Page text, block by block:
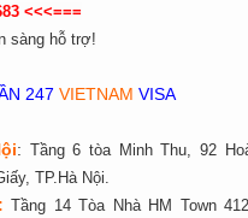
<<<===
sàng hỗ trợ!
247 VIETNAM VISA
: Tầng 6 tòa Minh Thu, 92
TP.Hà Nội.
Tầng 14 Tòa Nhà HM Town